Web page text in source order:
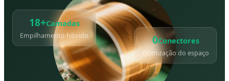
18+Camadas
Empilhamento híbrido 0Conectores
Otimização do espaço